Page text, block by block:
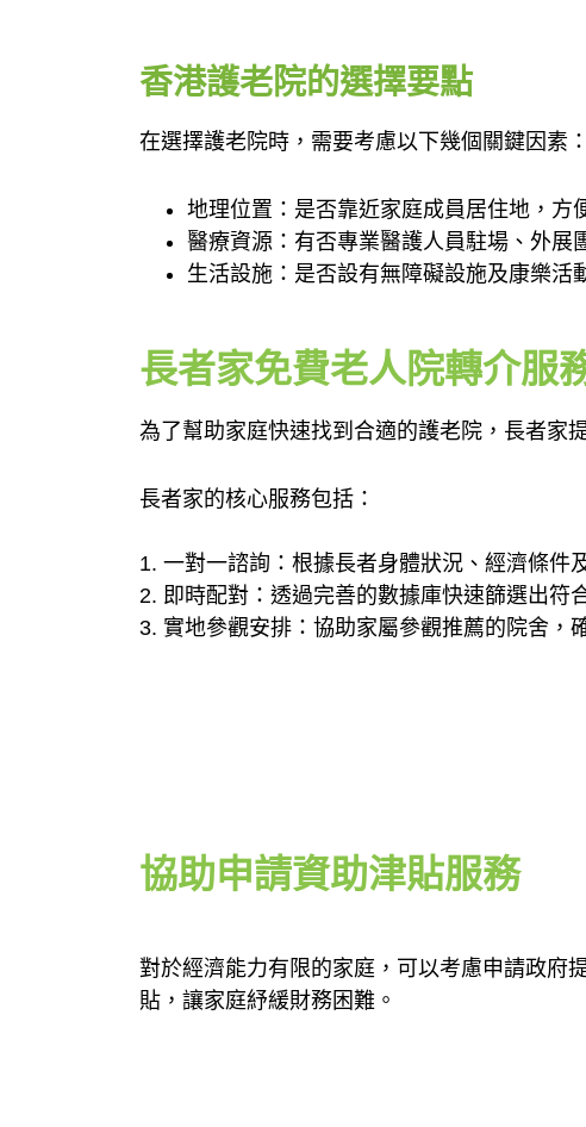
香港護老院的選擇要點
在選擇護老院時，需要考慮以下幾個關鍵因素：
地理位置：是否靠近家庭成員居住地，方
醫療資源：有否專業醫護人員駐場、外展
生活設施：是否設有無障礙設施及康樂活
長者家免費老人院轉介服
為了幫助家庭快速找到合適的護老院，長者家
長者家的核心服務包括：
1. 一對一諮詢：根據長者身體狀況、經濟條件
2. 即時配對：透過完善的數據庫快速篩選出符
3. 實地參觀安排：協助家屬參觀推薦的院舍，
協助申請資助津貼服務
對於經濟能力有限的家庭，可以考慮申請政府
貼，讓家庭紓緩財務困難。